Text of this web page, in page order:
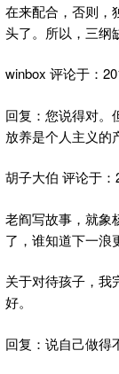
在来配合，否则，
头了。所以，三纲
winbox 评论于：
回复：您说得对。
放养是个人主义的
胡子大伯 评论于
老阎写故事，就象
了，谁知道下一浪
关于对待孩子，我
好。
回复：说自己做得